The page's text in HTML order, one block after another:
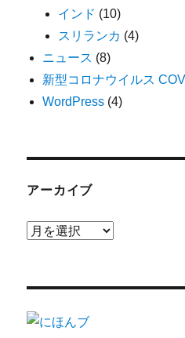
インド (10)
スリランカ (4)
ニュース (8)
新型コロナウイルス
WordPress (4)
アーカイブ
ア
ブ